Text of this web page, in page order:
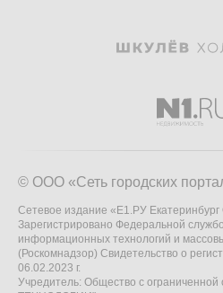
© ООО «Сеть городских
Сетевое издание «Е1.РУ
Зарегистрировано Федеральной
информационных технологий и
(Роскомнадзор) Свидетельство о
06.02.2023 г.
Учредитель: Общество с